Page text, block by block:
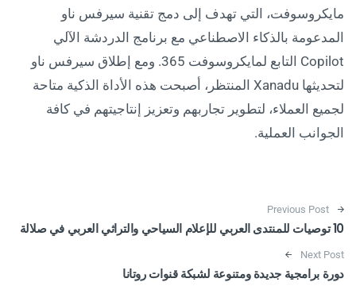
مايكروسوفت، التي تهدف إلى دمج تقنية سيرفس ناو
المدعومة بالذكاء الاصطناعي مع برنامج الدردشة الآلي
Copilot التابع لمايكروسوفت 365. ومع إطلاق سيرفس ناو
لتحديثها Xanadu المنتظر، أصبحت هذه الأداة الذكية متاحة
لجميع العملاء، لتطوير تجاربهم وتعزيز إنتاجيتهم في كافة
الجوانب العملية.
Post navigation
Previous Post
10 توصيات للمنتدى العربي للإعلام السياحي والتراثي العربي في صلالة
Next Post
دورة برامجية جديدة ومتنوعة لشبكة قنوات روتانا